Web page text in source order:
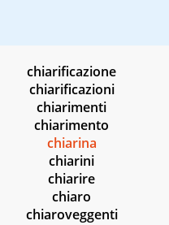
chiarificazione
chiarificazioni
chiarimenti
chiarimento
chiarina
chiarini
chiarire
chiaro
chiaroveggenti